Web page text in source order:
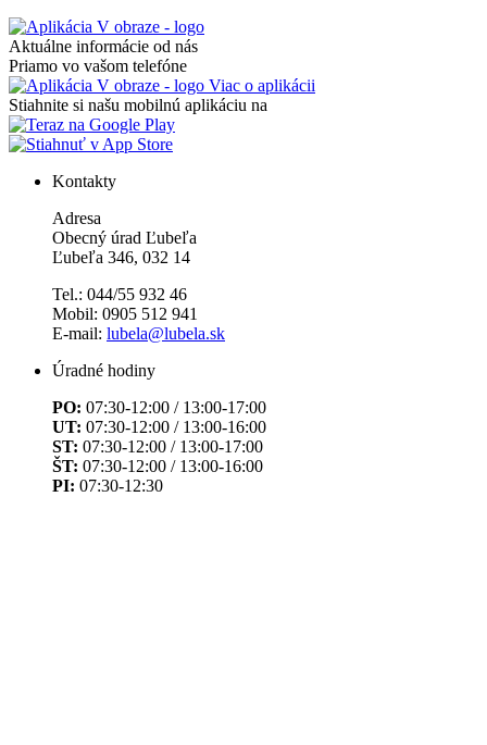
Aktuálne informácie od nás
Priamo vo vašom telefóne
Viac o aplikácii
Stiahnite si našu mobilnú aplikáciu na
Kontakty
Adresa
Obecný úrad Ľubeľa
Ľubeľa 346, 032 14
Tel.: 044/55 932 46
Mobil: 0905 512 941
E-mail: lubela@lubela.sk
Úradné hodiny
PO: 07:30-12:00 / 13:00-17:00
UT: 07:30-12:00 / 13:00-16:00
ST: 07:30-12:00 / 13:00-17:00
ŠT: 07:30-12:00 / 13:00-16:00
PI: 07:30-12:30